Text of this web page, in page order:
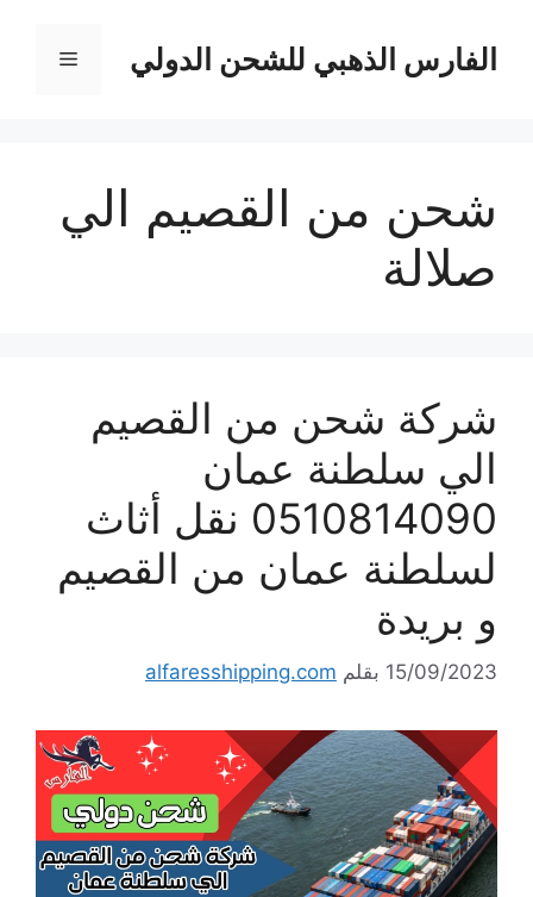
المحتوىالفارس الذهبي للشحن الدولي القائمة
شحن من القصيم الي
صلالة
شركة شحن من القصيم
الي سلطنة عمان
0510814090 نقل أثاث
لسلطنة عمان من القصيم
و بريدة
15/09/2023 بقلم alfaresshipping.com